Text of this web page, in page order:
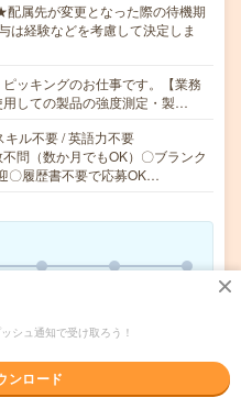
属先が変更となった際の待機期
経験などを考慮して決定しま
ッキングのお仕事です。【業務
しての製品の強度測定・製…
キル不要 / 英語力不要
問（数か月でもOK）〇ブランク
〇履歴書不要で応募OK…
ービス（無期雇用派遣）
シュ通知で受け取ろう！
ンロード